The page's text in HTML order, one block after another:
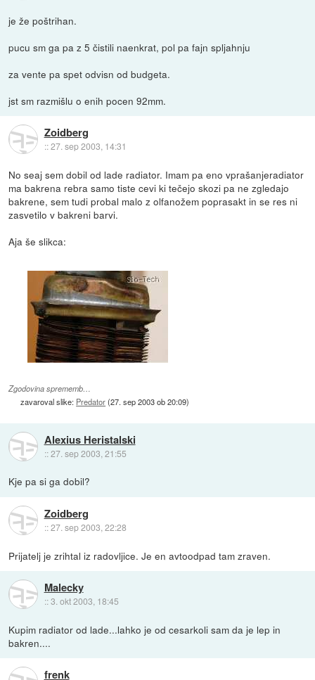
je že poštrihan.
pucu sm ga pa z 5 čistili naenkrat, pol pa fajn spljahnju
za vente pa spet odvisn od budgeta.
jst sm razmišlu o enih pocen 92mm.
Zoidberg
::27. sep 2003, 14:31
No seaj sem dobil od lade radiator. Imam pa eno vprašanjeradiator
ma bakrena rebra samo tiste cevi ki tečejo skozi pa ne zgledajo
bakrene, sem tudi probal malo z olfanožem poprasakt in se res ni
zasvetilo v bakreni barvi.
Aja še slikca:
Zgodovina sprememb…
zavaroval slike: Predator(27. sep 2003 ob 20:09)
Alexius Heristalski
::27. sep 2003, 21:55
Kje pa si ga dobil?
Zoidberg
::27. sep 2003, 22:28
Prijatelj je zrihtal iz radovljice. Je en avtoodpad tam zraven.
Malecky
::3. okt 2003, 18:45
Kupim radiator od lade...lahko je od cesarkoli sam da je lep in
bakren....
frenk